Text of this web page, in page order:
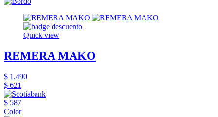
Quick view
REMERA MAKO
$ 1.490
$ 621
$ 587
Color